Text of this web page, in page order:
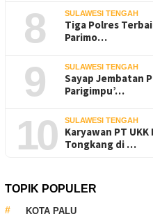
8 SULAWESI TENGAH
Tiga Polres
Parimo…
9 SULAWESI TENGAH
Sayap Jembatan
Parigimpu’…
10 SULAWESI TENGAH
Karyawan PT
Tongkang di …
TOPIK POPULER
KOTA PALU